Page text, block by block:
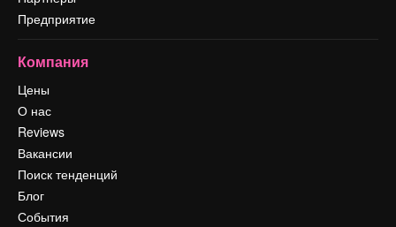
Предприятие
Компания
Цены
О нас
Reviews
Вакансии
Поиск тенденций
Блог
События